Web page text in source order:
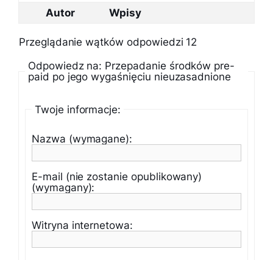
Autor
Wpisy
Przeglądanie wątków odpowiedzi 12
Odpowiedz na: Przepadanie środków pre-
paid po jego wygaśnięciu nieuzasadnione
Twoje informacje:
Nazwa (wymagane):
E-mail (nie zostanie opublikowany)
(wymagany):
Witryna internetowa: